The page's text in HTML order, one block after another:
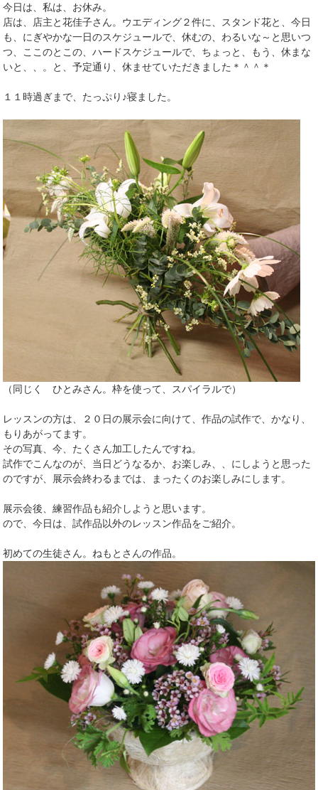
今日は、私は、お休み。
店は、店主と花佳子さん。ウエディング２件に、スタンド花と、今日
も、にぎやかな一日のスケジュールで、休むの、わるいな～と思いつ
つ、ここのとこの、ハードスケジュールで、ちょっと、もう、休まな
いと、、。と、予定通り、休ませていただきました＊＾＾＊
１１時過ぎまで、たっぷり♪寝ました。
（同じく ひとみさん。枠を使って、スパイラルで）
レッスンの方は、２０日の展示会に向けて、作品の試作で、かなり、
もりあがってます。
その写真、今、たくさん加工したんですね。
試作でこんなのが、当日どうなるか、お楽しみ、、にしようと思った
のですが、展示会終わるまでは、まったくのお楽しみにします。
展示会後、練習作品も紹介しようと思います。
ので、今日は、試作品以外のレッスン作品をご紹介。
初めての生徒さん。ねもとさんの作品。